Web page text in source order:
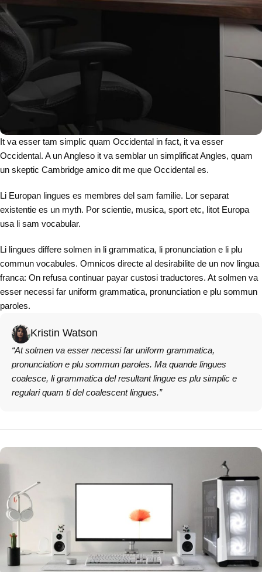
It va esser tam simplic quam Occidental in fact, it va esser
Occidental. A un Angleso it va semblar un simplificat Angles, quam
un skeptic Cambridge amico dit me que Occidental es.
Li Europan lingues es membres del sam familie. Lor separat
existentie es un myth. Por scientie, musica, sport etc, litot Europa
usa li sam vocabular.
Li lingues differe solmen in li grammatica, li pronunciation e li plu
commun vocabules. Omnicos directe al desirabilite de un nov lingua
franca: On refusa continuar payar custosi traductores. At solmen va
esser necessi far uniform grammatica, pronunciation e plu sommun
paroles.
Kristin Watson
“At solmen va esser necessi far uniform grammatica,
pronunciation e plu sommun paroles. Ma quande lingues
coalesce, li grammatica del resultant lingue es plu simplic e
regulari quam ti del coalescent lingues.”